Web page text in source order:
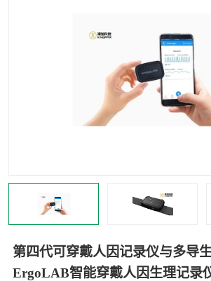
第四代可穿戴人因记录仪与多导
ErgoLAB智能穿戴人因生理记录
人机交
神经营销与消费行为实验 车俩
人机环境同步云平台 人因